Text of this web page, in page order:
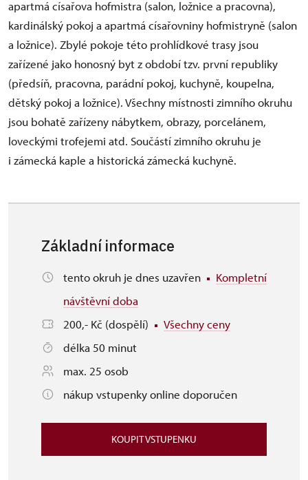
apartmá císařova hofmistra (salon, ložnice a pracovna),
kardinálský pokoj a apartmá císařovniny hofmistryně (salon
a ložnice). Zbylé pokoje této prohlídkové trasy jsou
zařízené jako honosný byt z období tzv. první republiky
(předsíň, pracovna, parádní pokoj, kuchyně, koupelna,
dětský pokoj a ložnice). Všechny místnosti zimního okruhu
jsou bohatě zařízeny nábytkem, obrazy, porcelánem,
loveckými trofejemi atd. Součástí zimního okruhu je
i zámecká kaple a historická zámecká kuchyně.
Základní informace
tento okruh je dnes uzavřen
Kompletní
návštěvní doba
200,- Kč (dospělí)
Všechny ceny
délka 50 minut
max. 25 osob
nákup vstupenky online doporučen
KOUPIT VSTUPENKU